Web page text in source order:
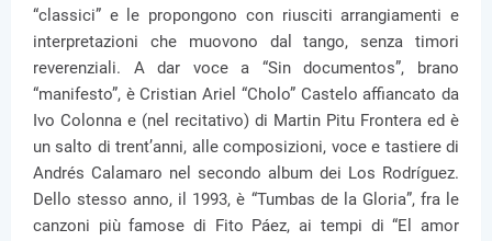
“classici” e le propongono con riusciti arrangiamenti e
interpretazioni che muovono dal tango, senza timori
reverenziali. A dar voce a “Sin documentos”, brano
“manifesto”, è Cristian Ariel “Cholo” Castelo affiancato da
Ivo Colonna e (nel recitativo) di Martin Pitu Frontera ed è
un salto di trent’anni, alle composizioni, voce e tastiere di
Andrés Calamaro nel secondo album dei Los Rodríguez.
Dello stesso anno, il 1993, è “Tumbas de la Gloria”, fra le
canzoni più famose di Fito Páez, ai tempi di “El amor